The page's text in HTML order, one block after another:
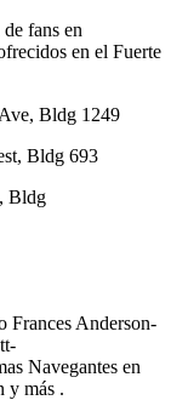
fans en
en el Fuerte
Bldg 1249
Bldg 693
Bldg
Frances Anderson-
Navegantes en
y más .